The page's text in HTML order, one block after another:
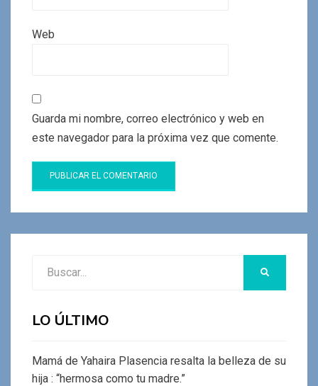
Web
Guarda mi nombre, correo electrónico y web en
este navegador para la próxima vez que comente.
LO ÚLTIMO
Mamá de Yahaira Plasencia resalta la belleza de su
hija : “hermosa como tu madre.”